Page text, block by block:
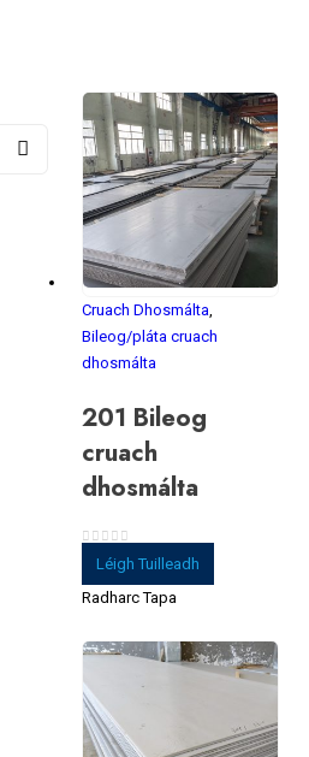
Cruach Dhosmálta
Bileog/pláta cruach
dhosmálta
201 Bileog
cruach
dhosmálta
As 5
Léigh Tuilleadh
Radharc Tapa